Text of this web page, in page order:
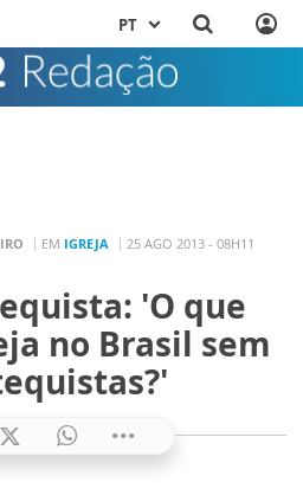
PT
EM IGREJA 25 AGO 2013 - 08H11
'O que
no Brasil sem